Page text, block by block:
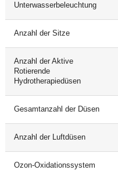
Unterwasserbeleuchtung
Anzahl der Sitze
Anzahl der Aktive
Rotierende
Hydrotherapiedüsen
Gesamtanzahl der Düsen
Anzahl der Luftdüsen
Ozon-Oxidationssystem